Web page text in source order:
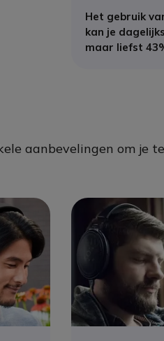
Het gebruik
kan je
maar liefst
aanbevelingen om je